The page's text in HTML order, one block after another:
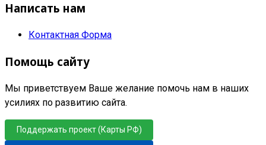
Написать нам
Контактная Форма
Помощь сайту
Мы приветствуем Ваше желание помочь нам в наших
усилиях по развитию сайта.
Поддержать проект (Карты РФ)